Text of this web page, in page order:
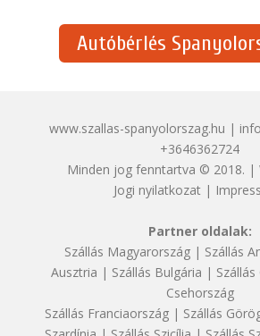
Autóbérlés
www.szallas-spanyolorszag.hu |
+3646362724
Minden jog fenntartva © 2018. |
Jogi nyilatkozat|
Partner oldalak:
Szállás Magyarország| Szállás
Ausztria | Szállás Bulgária | Szállás
Csehország
Szállás Franciaország| Szállás